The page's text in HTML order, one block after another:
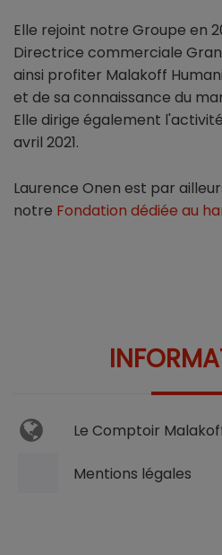
Elle rejoint notre Groupe en
Directrice commerciale
ainsi profiter Malakoff
et de sa connaissance du
Elle dirige également
avril 2021.
Laurence Onen est par
notre Fondation dédiée au
Le Comptoir
Mentions légales